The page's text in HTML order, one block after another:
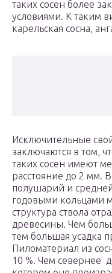
таких сосен более
условиями. К таким
карельская сосна,
Исключительные
заключаются в том,
таких сосен имеют
расстояние до 2 мм.
полушарий и
годовыми кольцами
структура ствола
древесины. Чем
тем большая усадка
Пиломатериал из
10 %. Чем севернее